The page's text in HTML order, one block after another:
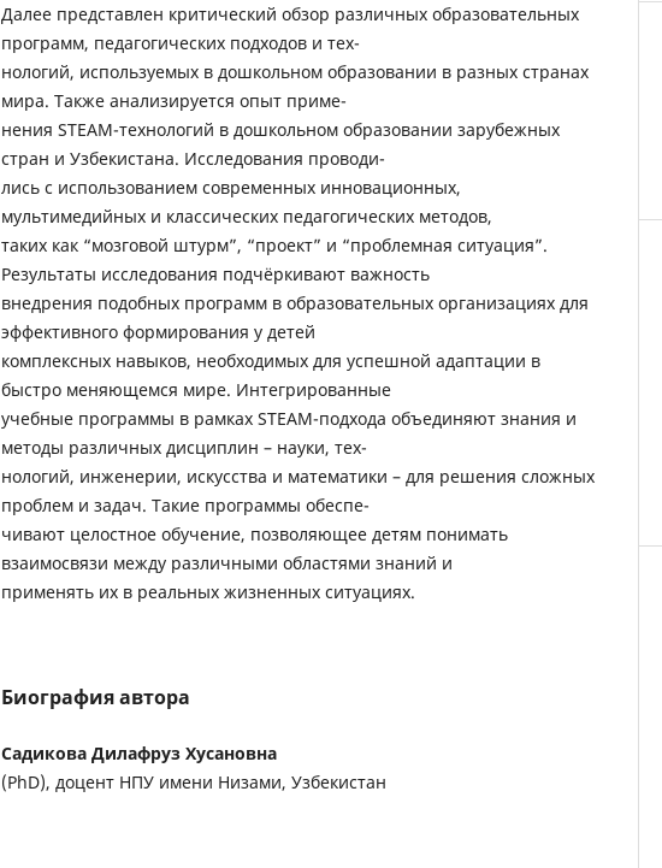
Далее представлен критический обзор различных образовательных
программ, педагогических подходов и тех-
нологий, используемых в дошкольном образовании в разных странах
мира. Также анализируется опыт приме-
нения STEAM-технологий в дошкольном образовании зарубежных
стран и Узбекистана. Исследования проводи-
лись с использованием современных инновационных,
мультимедийных и классических педагогических методов,
таких как “мозговой штурм”, “проект” и “проблемная ситуация”.
Результаты исследования подчёркивают важность
внедрения подобных программ в образовательных организациях для
эффективного формирования у детей
комплексных навыков, необходимых для успешной адаптации в
быстро меняющемся мире. Интегрированные
учебные программы в рамках STEAM-подхода объединяют знания и
методы различных дисциплин – науки, тех-
нологий, инженерии, искусства и математики – для решения сложных
проблем и задач. Такие программы обеспе-
чивают целостное обучение, позволяющее детям понимать
взаимосвязи между различными областями знаний и
применять их в реальных жизненных ситуациях.
Биография автора
Садикова Дилафруз Хусановна
(PhD), доцент НПУ имени Низами, Узбекистан